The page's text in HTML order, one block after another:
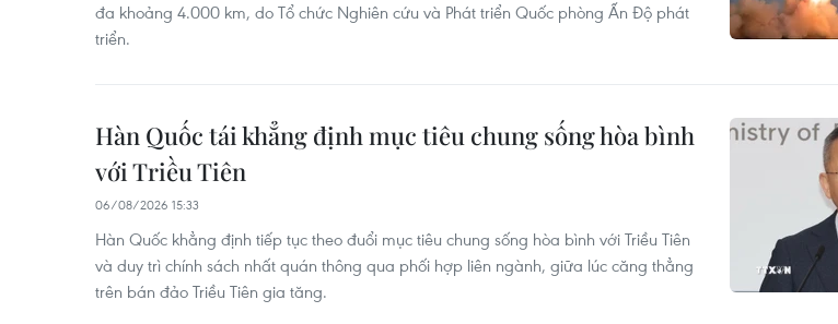
đa khoảng 4.000 km, do Tổ chức Nghiên cứu và Phát triển Quốc phòng Ấn Độ phát
triển.
Hàn Quốc tái khẳng định mục tiêu chung sống hòa bình
với Triều Tiên
06/08/2026 15:33
Hàn Quốc khẳng định tiếp tục theo đuổi mục tiêu chung sống hòa bình với Triều Tiên
và duy trì chính sách nhất quán thông qua phối hợp liên ngành, giữa lúc căng thẳng
trên bán đảo Triều Tiên gia tăng.